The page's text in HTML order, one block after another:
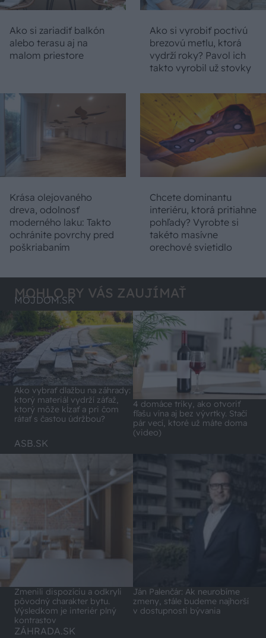
Ako si zariadiť balkón
alebo terasu aj na
malom priestore
Ako si vyrobiť poctivú
brezovú metlu, ktorá
vydrží roky? Pavol ich
takto vyrobil už stovky
Krása olejovaného
dreva, odolnosť
moderného laku: Takto
ochránite povrchy pred
poškriabaním
Chcete dominantu
interiéru, ktorá pritiahne
pohľady? Vyrobte si
takéto masívne
orechové svietidlo
MOHLO BY VÁS ZAUJÍMAŤ
MÔJDOM.SK
Ako vybrať dlažbu na záhrady:
ktorý materiál vydrží záťaž,
ktorý môže kĺzať a pri čom
rátať s častou údržbou?
4 domáce triky, ako otvoriť
fľašu vína aj bez vývrtky. Stačí
pár vecí, ktoré už máte doma
(video)
ASB.SK
Zmenili dispozíciu a odkryli
pôvodný charakter bytu.
Výsledkom je interiér plný
kontrastov
Ján Palenčár: Ak neurobíme
zmeny, stále budeme najhorší
v dostupnosti bývania
ZÁHRADA.SK